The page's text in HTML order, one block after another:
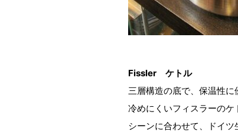
Fissler ケトル
三層構造の底で、保温性に
冷めにくいフィスラーのケ
シーンに合わせて、ドイツ